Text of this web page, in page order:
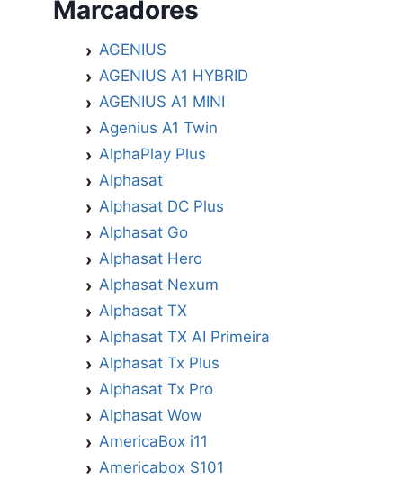
Marcadores
AGENIUS
AGENIUS A1 HYBRID
AGENIUS A1 MINI
Agenius A1 Twin
AlphaPlay Plus
Alphasat
Alphasat DC Plus
Alphasat Go
Alphasat Hero
Alphasat Nexum
Alphasat TX
Alphasat TX AI Primeira
Alphasat Tx Plus
Alphasat Tx Pro
Alphasat Wow
AmericaBox i11
Americabox S101